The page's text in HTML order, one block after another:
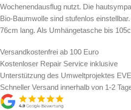
Wochenendausflug nutzt. Die
Bio-Baumwolle sind stufenlos
76cm lang. Als Umhängetasche bis
Versandkostenfrei ab 100 Euro
Kostenloser Repair Service inklusive
Unterstützung des Umweltprojektes
Schneller Versand innerhalb von 1-2